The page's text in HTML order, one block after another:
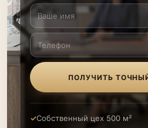
ПОЛУЧИТЬ
Собственный цех 500 м²